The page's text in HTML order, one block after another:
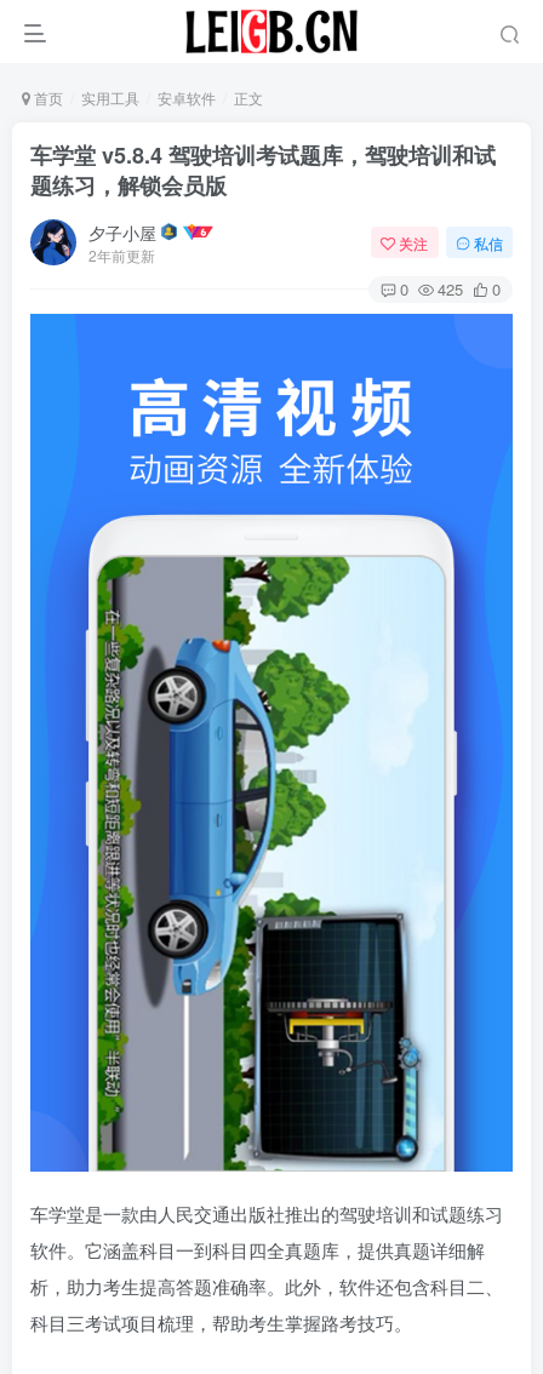
首页 实用工具 安卓软件 正文
车学堂 v5.8.4 驾驶培训考试题库，驾驶培训和试
题练习，解锁会员版
夕子小屋
2年前更新
关注 私信
0 425 0
车学堂是一款由人民交通出版社推出的驾驶培训和试题练习
软件。它涵盖科目一到科目四全真题库，提供真题详细解
析，助力考生提高答题准确率。此外，软件还包含科目二、
科目三考试项目梳理，帮助考生掌握路考技巧。